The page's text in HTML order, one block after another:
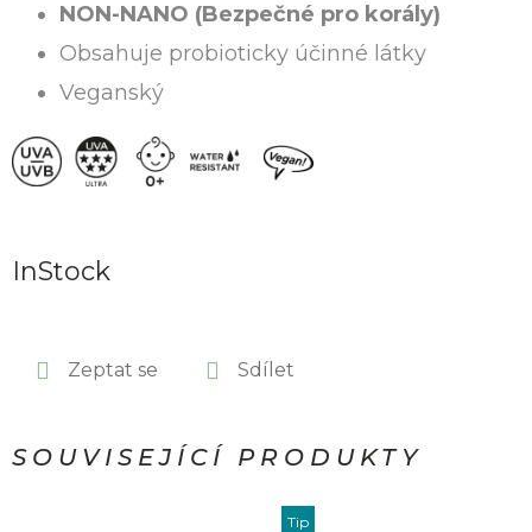
InStock
NON-NANO (Bezpečné pro korály)
Obsahuje probioticky účinné látky
Veganský
Zeptat se Sdílet
SOUVISEJÍCÍ PRODUKTY
Tip